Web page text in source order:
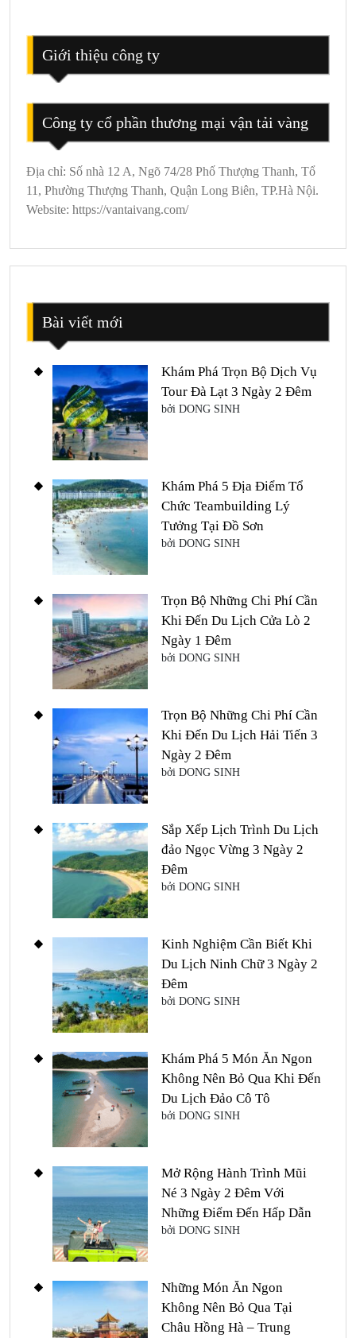
Châu
Ngày
Đêm
Giới thiệu công ty
Công ty cổ phần thương mại vận tải vàng
Địa chỉ: Số nhà 12 A, Ngõ 74/28 Phố Thượng Thanh, Tổ
11, Phường Thượng Thanh, Quận Long Biên, TP.Hà Nội.
Website: https://vantaivang.com/
Bài viết mới
Khám Phá Trọn Bộ Dịch Vụ
Tour Đà Lạt 3 Ngày 2 Đêm
bởi DONG SINH
Khám Phá 5 Địa Điểm Tổ
Chức Teambuilding Lý
Tưởng Tại Đồ Sơn
bởi DONG SINH
Trọn Bộ Những Chi Phí Cần
Khi Đến Du Lịch Cửa Lò 2
Ngày 1 Đêm
bởi DONG SINH
Trọn Bộ Những Chi Phí Cần
Khi Đến Du Lịch Hải Tiến 3
Ngày 2 Đêm
bởi DONG SINH
Sắp Xếp Lịch Trình Du Lịch
đảo Ngọc Vừng 3 Ngày 2
Đêm
bởi DONG SINH
Kinh Nghiệm Cần Biết Khi
Du Lịch Ninh Chữ 3 Ngày 2
Đêm
bởi DONG SINH
Khám Phá 5 Món Ăn Ngon
Không Nên Bỏ Qua Khi Đến
Du Lịch Đảo Cô Tô
bởi DONG SINH
Mở Rộng Hành Trình Mũi
Né 3 Ngày 2 Đêm Với
Những Điểm Đến Hấp Dẫn
bởi DONG SINH
Những Món Ăn Ngon
Không Nên Bỏ Qua Tại
Châu Hồng Hà – Trung